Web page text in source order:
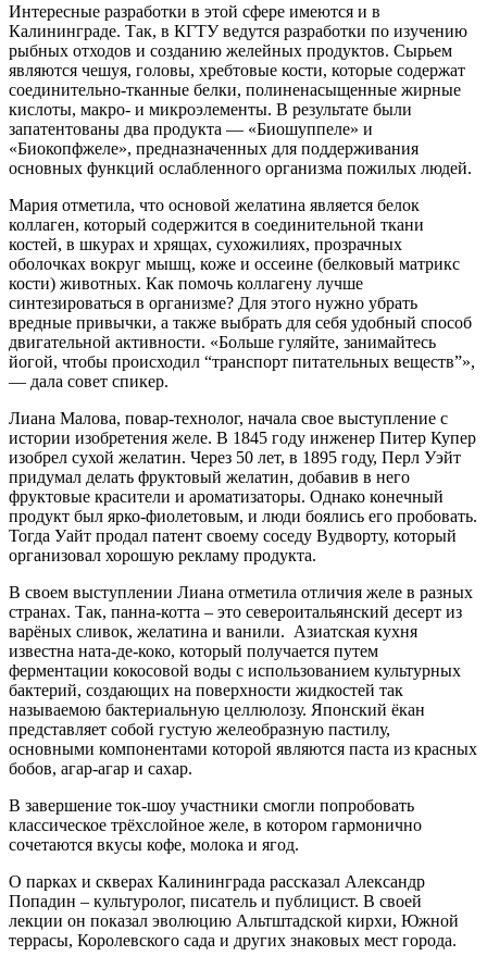
Интересные разработки в этой сфере имеются и в
Калининграде. Так, в КГТУ ведутся разработки по изучению
рыбных отходов и созданию желейных продуктов. Сырьем
являются чешуя, головы, хребтовые кости, которые содержат
соединительно-тканные белки, полиненасыщенные жирные
кислоты, макро- и микроэлементы. В результате были
запатентованы два продукта — «Биошуппеле» и
«Биокопфжеле», предназначенных для поддерживания
основных функций ослабленного организма пожилых людей.
Мария отметила, что основой желатина является белок
коллаген, который содержится в соединительной ткани
костей, в шкурах и хрящах, сухожилиях, прозрачных
оболочках вокруг мышц, коже и оссеине (белковый матрикс
кости) животных. Как помочь коллагену лучше
синтезироваться в организме? Для этого нужно убрать
вредные привычки, а также выбрать для себя удобный способ
двигательной активности. «Больше гуляйте, занимайтесь
йогой, чтобы происходил “транспорт питательных веществ”»,
— дала совет спикер.
Лиана Малова, повар-технолог, начала свое выступление с
истории изобретения желе. В 1845 году инженер Питер Купер
изобрел сухой желатин. Через 50 лет, в 1895 году, Перл Уэйт
придумал делать фруктовый желатин, добавив в него
фруктовые красители и ароматизаторы. Однако конечный
продукт был ярко-фиолетовым, и люди боялись его пробовать.
Тогда Уайт продал патент своему соседу Вудворту, который
организовал хорошую рекламу продукта.
В своем выступлении Лиана отметила отличия желе в разных
странах. Так, панна-котта – это североитальянский десерт из
варёных сливок, желатина и ванили. Азиатская кухня
известна ната-де-коко, который получается путем
ферментации кокосовой воды с использованием культурных
бактерий, создающих на поверхности жидкостей так
называемою бактериальную целлюлозу. Японский ёкан
представляет собой густую желеобразную пастилу,
основными компонентами которой являются паста из красных
бобов, агар-агар и сахар.
В завершение ток-шоу участники смогли попробовать
классическое трёхслойное желе, в котором гармонично
сочетаются вкусы кофе, молока и ягод.
О парках и скверах Калининграда рассказал Александр
Попадин – культуролог, писатель и публицист. В своей
лекции он показал эволюцию Альтштадской кирхи, Южной
террасы, Королевского сада и других знаковых мест города.